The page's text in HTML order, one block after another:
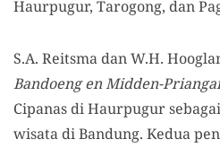
Haurpugur, Tarogong, dan
S.A. Reitsma dan W.H.
Bandoeng en Midden-
Cipanas di Haurpugur
wisata di Bandung. Kedua